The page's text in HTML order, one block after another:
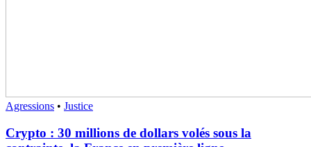
Agressions • Justice
Crypto : 30 millions de dollars volés sous la